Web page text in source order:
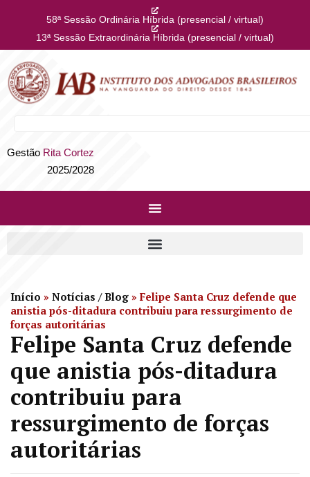
58ª Sessão Ordinária Híbrida (presencial / virtual)
13ª Sessão Extraordinária Híbrida (presencial / virtual)
Gestão Rita Cortez
2025/2028
Início » Notícias / Blog » Felipe Santa Cruz defende que
anistia pós-ditadura contribuiu para ressurgimento de
forças autoritárias
Felipe Santa Cruz defende
que anistia pós-ditadura
contribuiu para
ressurgimento de forças
autoritárias